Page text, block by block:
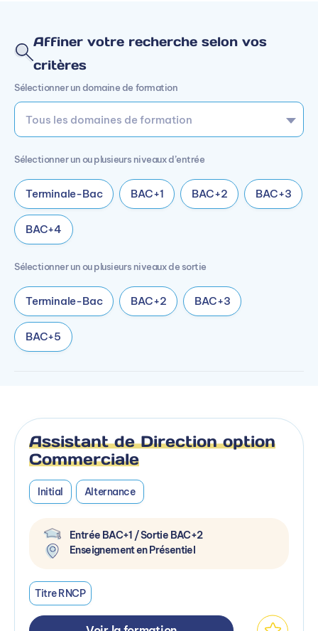
Affiner votre recherche selon vos
critères
Sélectionner un domaine de formation
Sélectionner un ou plusieurs niveaux d’entrée
Terminale-Bac BAC+1 BAC+2 BAC+3
BAC+4
Sélectionner un ou plusieurs niveaux de sortie
Terminale-Bac BAC+2 BAC+3
BAC+5
Assistant de Direction option
Commerciale
Initial Alternance
Entrée BAC+1 / Sortie BAC+2
Enseignement en Présentiel
Titre RNCP